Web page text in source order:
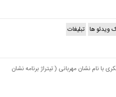
ویدئو ها تبلیغات
با نام نشان مهربانی ( تیتراژ برنامه نشان